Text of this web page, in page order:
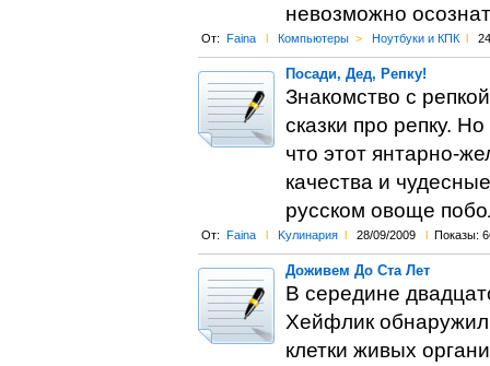
невозможно
От: Faina l Компьютеры > Ноутбуки и КПК l
Посади, Дед, Репку!
Знакомство с
сказки про репку.
что этот янтарно-
качества и
русском овоще
От: Faina l Kулинария l 28/09/2009 l Показы:
Доживем До Ста Лет
В середине
Хейфлик обнаружил
клетки живых